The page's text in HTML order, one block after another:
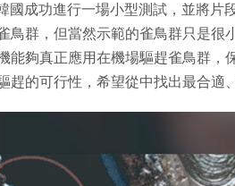
國成功進行一場小型測試，並將片
鳥群，但當然示範的雀鳥群只是很
能夠真正應用在機場驅趕雀鳥群，
趕的可行性，希望從中找出最合適